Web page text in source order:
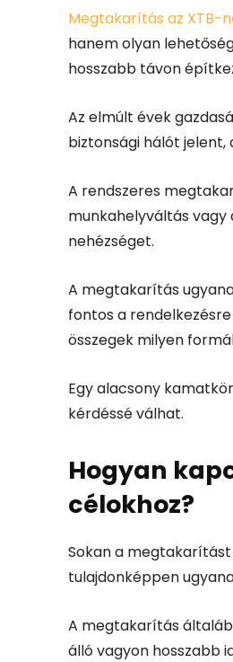
Megtakarítás az XTB-
hanem olyan
hosszabb távon
Az elmúlt évek
biztonsági hálót jelent,
A rendszeres
munkahelyváltás
nehézséget.
A megtakarítás
fontos a
összegek milyen
Egy alacsony
kérdéssé válhat.
Hogyan
célokhoz?
Sokan a
tulajdonképpen
A megtakarítás
álló vagyon hosszabb